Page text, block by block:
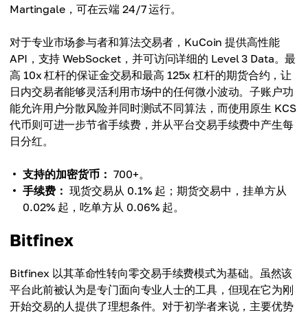
Martingale，可在云端 24/7 运行。
对于专业市场参与者和算法交易者，KuCoin 提供高性能
API，支持 WebSocket，并可访问详细的 Level 3 Data。最
高 10x 杠杆的保证金交易和最高 125x 杠杆的期货合约，让
日内交易者能够灵活利用市场中的任何微小波动。子账户功
能允许用户分散风险并同时测试不同算法，而使用原生 KCS
代币则可进一步节省手续费，并从平台交易手续费中产生每
日分红。
支持的加密货币： 700+。
手续费： 现货交易从 0.1% 起；期货交易中，挂单方从
0.02% 起，吃单方从 0.06% 起。
Bitfinex
Bitfinex 以其革命性转向零交易手续费模式为基础。虽然该
平台此前被认为是专门面向专业人士的工具，但现在它为刚
开始交易的人提供了理想条件。对于初学者来说，主要优势